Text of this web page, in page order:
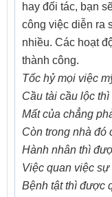
hay đối tác, bạn
công việc diễn ra
nhiều. Các hoạt
thành công.
Tốc hỷ mọi việc
Cầu tài cầu lộc
Mất của chẳng
Còn trong nhà đó
Hành nhân thì
Việc quan việc
Bệnh tật thì được